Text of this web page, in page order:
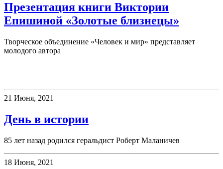
Презентация книги Виктории
Епишиной «Золотые близнецы»
Творческое объединение «Человек и мир» представляет
молодого автора
21 Июня, 2021
День в истории
85 лет назад родился геральдист Роберт Маланичев
18 Июня, 2021